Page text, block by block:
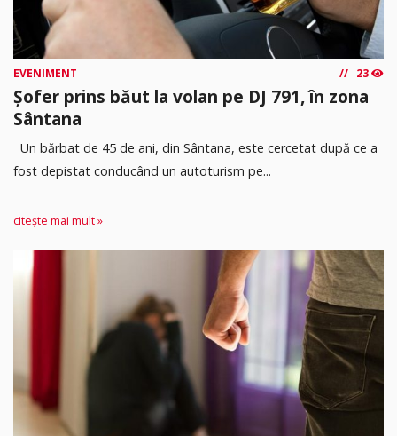
EVENIMENT 23
Șofer prins băut la volan pe DJ 791, în zona
Sântana
Un bărbat de 45 de ani, din Sântana, este cercetat după ce a
fost depistat conducând un autoturism pe...
citește mai mult »